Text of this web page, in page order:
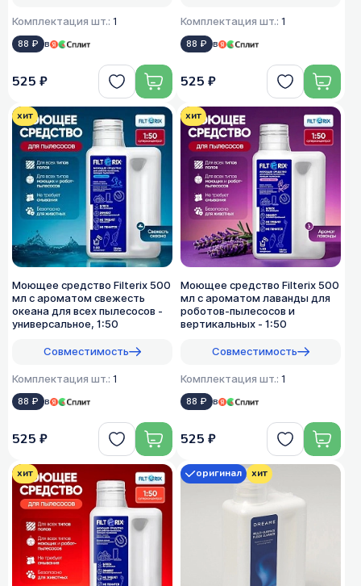
Комплектация шт.: 1
88 ₽ в
525 ₽
Комплектация шт.: 1
88 ₽ в
525 ₽
Моющее средство Filterix 500
мл с ароматом свежесть
океана для всех пылеcосов -
универсальное, 1:50
Совместимость
Комплектация шт.: 1
88 ₽ в
хит
525 ₽
Моющее средство Filterix 500
мл с ароматом лаванды для
роботов-пылесосов и
вертикальных - 1:50
Совместимость
Комплектация шт.: 1
88 ₽ в
хит
525 ₽
хит оригинал хит